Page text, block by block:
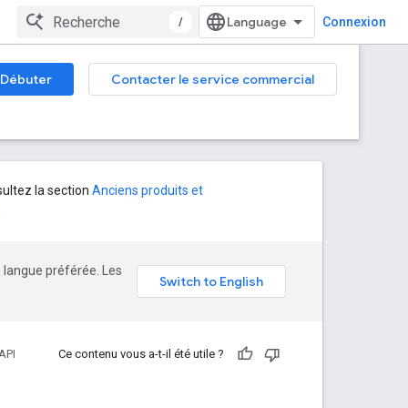
/ Connexion
Débuter
Contacter le service commercial
la section Anciens produits et
préférée. Les
Ce contenu vous a-t-il été utile ?